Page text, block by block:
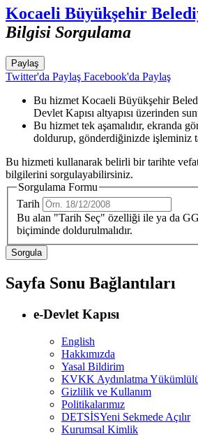
Kocaeli Büyükşehir
Bilgisi Sorgulama
Paylaş
Twitter'da Paylaş Facebook'da Paylaş
Bu hizmet Kocaeli Büyükşehir
Devlet Kapısı altyapısı üzerinden
Bu hizmet tek aşamalıdır, ekranda
doldurup, gönderdiğinizde işleminiz
Bu hizmeti kullanarak belirli bir tarihte
bilgilerini sorgulayabilirsiniz.
Sorgulama Formu
Tarih
Bu alan "Tarih Seç" özelliği ile ya da
biçiminde doldurulmalıdır.
Sayfa Sonu Bağlantıları
e-Devlet Kapısı
English
Hakkımızda
Yasal Bildirim
KVKK Aydınlatma
Gizlilik ve Kullanım
Politikalarımız
DETSİSYeni Sekmede Açılır
Kurumsal Kimlik